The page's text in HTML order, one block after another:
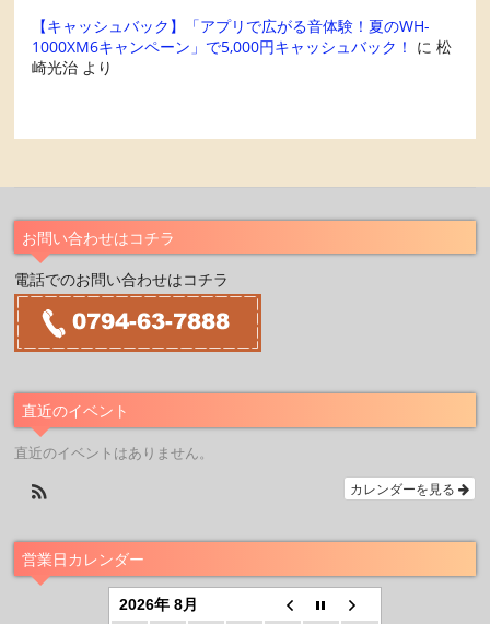
【キャッシュバック】「アプリで広がる音体験！夏のWH-
1000XM6キャンペーン」で5,000円キャッシュバック！ に松
崎光治 より
お問い合わせはコチラ
電話でのお問い合わせはコチラ
直近のイベント
直近のイベントはありません。
カレンダーを見る
営業日カレンダー
2026年 8月